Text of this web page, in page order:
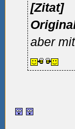
[Zitat]
aber